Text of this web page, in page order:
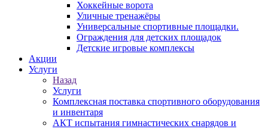
Хоккейные ворота
Уличные тренажёры
Универсальные спортивные площадки.
Ограждения для детских площадок
Детские игровые комплексы
Акции
Услуги
Назад
Услуги
Комплексная поставка спортивного оборудования
и инвентаря
АКТ испытания гимнастических снарядов и